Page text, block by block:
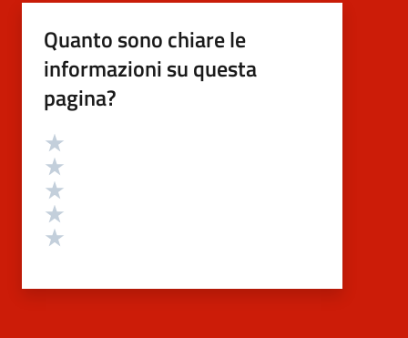
Quanto sono chiare le
informazioni su questa
pagina?
Valutazione